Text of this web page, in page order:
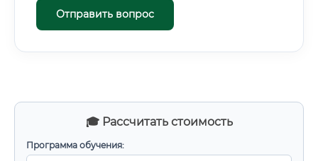
🎓 Рассчитать стоимость
Программа обучения:
Отправить вопрос